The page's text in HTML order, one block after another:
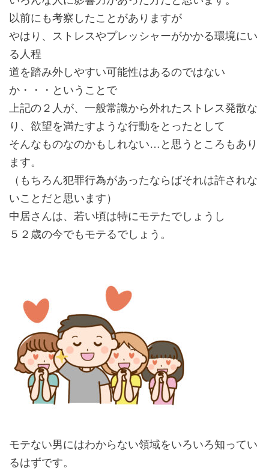
以前にも考察したことがありますが
やはり、ストレスやプレッシャーがかかる環境にい
る人程
道を踏み外しやすい可能性はあるのではない
か・・・ということで
上記の２人が、一般常識から外れたストレス発散な
り、欲望を満たすような行動をとったとして
そんなものなのかもしれない…と思うところもあり
ます。
（もちろん犯罪行為があったならばそれは許されな
いことだと思います）
中居さんは、若い頃は特にモテたでしょうし
５２歳の今でもモテるでしょう。
モテない男にはわからない領域をいろいろ知ってい
るはずです。